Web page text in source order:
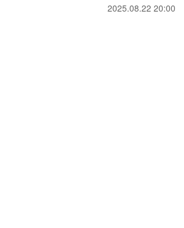
2025.08.22 20:00